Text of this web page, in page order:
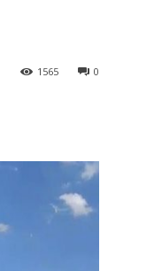
0
1565